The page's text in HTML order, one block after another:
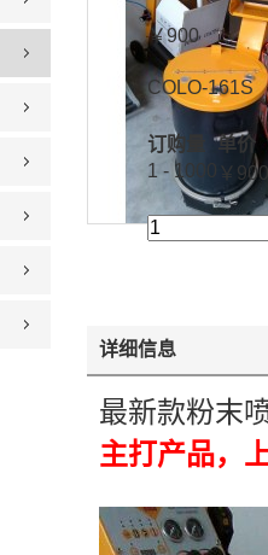
￥900
COLO-161S
订购量
单价
1 - 1000 ￥
详细信息
最新款粉末
主打产品，